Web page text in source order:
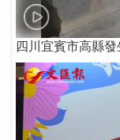
四川宜賓市高縣